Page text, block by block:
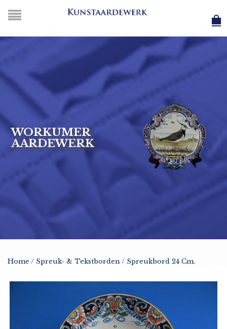
WORKUMER
AARDEWERK
Home/ Spreuk- & Tekstborden/ Spreukbord 24 Cm.